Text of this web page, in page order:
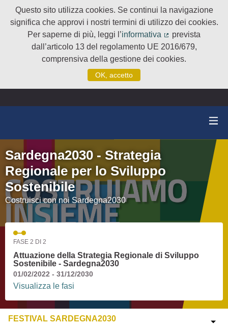
Questo sito utilizza cookies. Se continui la navigazione
significa che approvi i nostri termini di utilizzo dei cookies.
Per saperne di più, leggi l’informativa
(Collegamento
prevista
dall’articolo 13 del regolamento UE 2016/679,
comprensiva della gestione dei cookies.
OK, accetto
Sardegna2030 - Strategia
Regionale per lo Sviluppo
Sostenibile
Costruisci con noi Sardegna2030
FASE 2 DI 2
Attuazione della Strategia Regionale di Sviluppo
Sostenibile - Sardegna2030
01/02/2022 - 31/12/2030
Visualizza le fasi
FESTIVAL SARDEGNA2030